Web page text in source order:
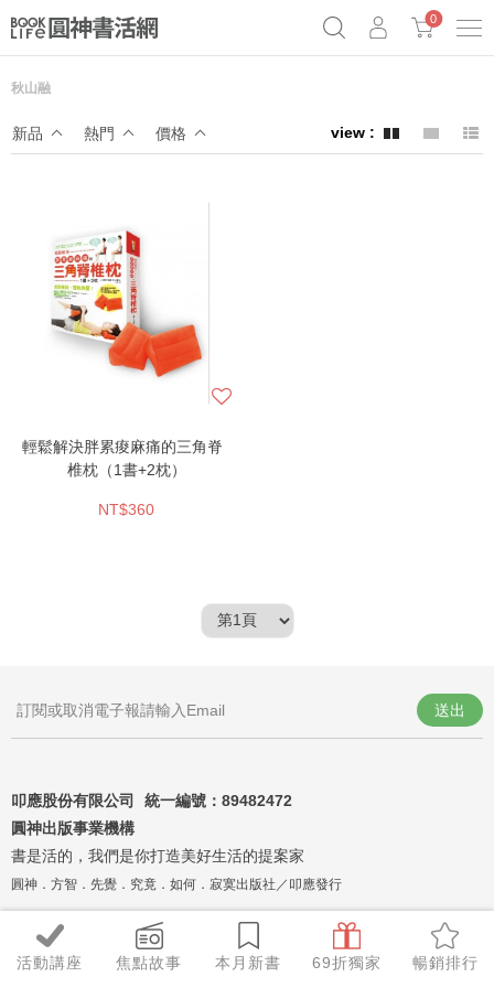
Netflix話題章魚小說！
0
活動講座 焦點故事 本月新書 69折獨家 暢銷排行
秋山融
新品 熱門 價格
輕鬆解決胖累痠麻痛的三角脊
椎枕（1書+2枕）
NT$360
叩應股份有限公司 統一編號： 89482472
圓神出版事業機構
書是活的，我們是你打造美好生活的提案家
圓神．方智．先覺．究竟．如何．寂寞出版社／叩應發行
送出